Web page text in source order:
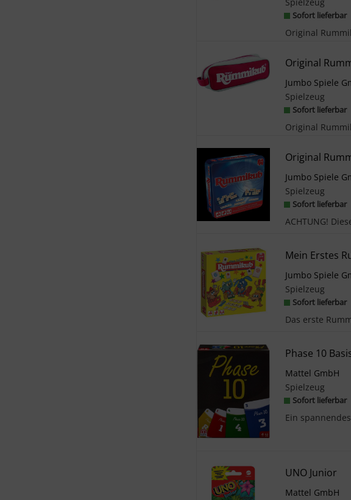
Sofort lieferbar
Original
Jumbo Spiele
Spielzeug
Sofort lieferbar
Original
Jumbo Spiele
Spielzeug
Sofort lieferbar
Mein Erstes
Jumbo Spiele
Spielzeug
Sofort lieferbar
Phase 10
Mattel GmbH
Spielzeug
Sofort lieferbar
UNO Junior
Mattel GmbH